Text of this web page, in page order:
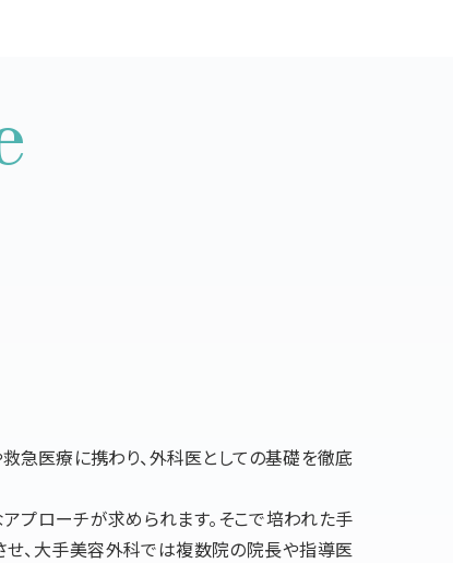
急医療に携わり、外科医としての基礎を徹底
プローチが求められます。そこで培われた手
、大手美容外科では複数院の院長や指導医